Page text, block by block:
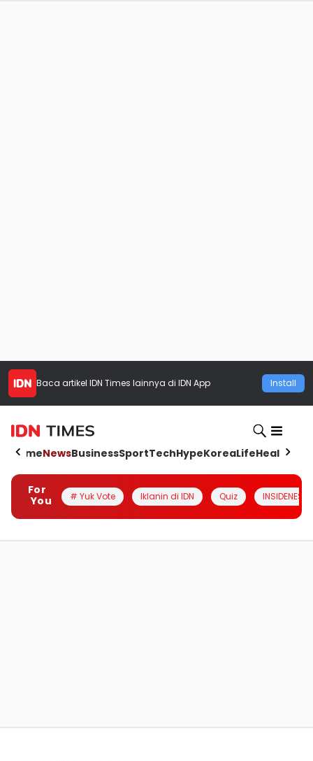
Baca artikel IDN Times lainnya di IDN App Install
HomeNewsBusinessSportTechHypeKoreaLifeHealth
For
You
# Yuk Vote Iklanin di IDN Quiz INSIDENESIA